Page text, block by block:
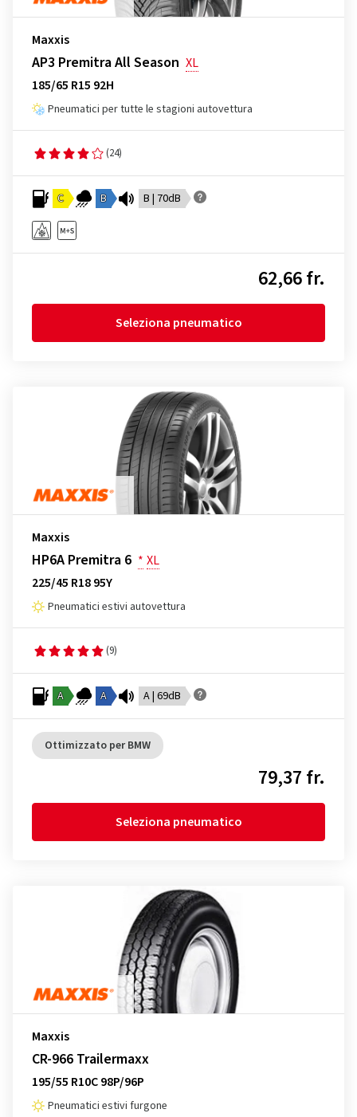
Maxxis
AP3 Premitra All Season XL
185/65 R15 92H
Pneumatici per tutte le stagioni autovettura
(24)
C B B | 70dB
62,66 fr.
Seleziona pneumatico
Maxxis
HP6A Premitra 6 * XL
225/45 R18 95Y
Pneumatici estivi autovettura
(9)
A A A | 69dB
Ottimizzato per BMW
79,37 fr.
Seleziona pneumatico
Maxxis
CR-966 Trailermaxx
195/55 R10C 98P/96P
Pneumatici estivi furgone